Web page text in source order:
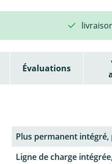
Évaluations
Plus permanent intégré,
Ligne de charge